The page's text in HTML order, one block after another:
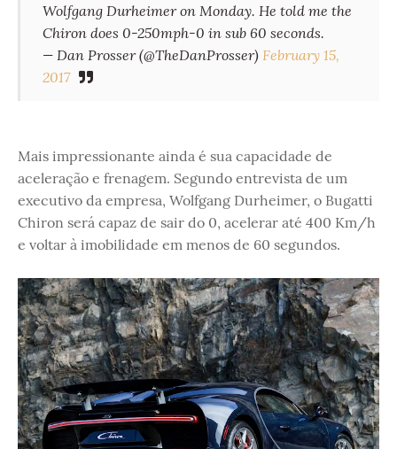
Wolfgang Durheimer on Monday. He told me the
Chiron does 0-250mph-0 in sub 60 seconds.
— Dan Prosser (@TheDanProsser)February 15,
2017
Mais impressionante ainda é sua capacidade de
aceleração e frenagem. Segundo entrevista de um
executivo da empresa, Wolfgang Durheimer, o Bugatti
Chiron será capaz de sair do 0, acelerar até 400 Km/h
e voltar à imobilidade em menos de 60 segundos.